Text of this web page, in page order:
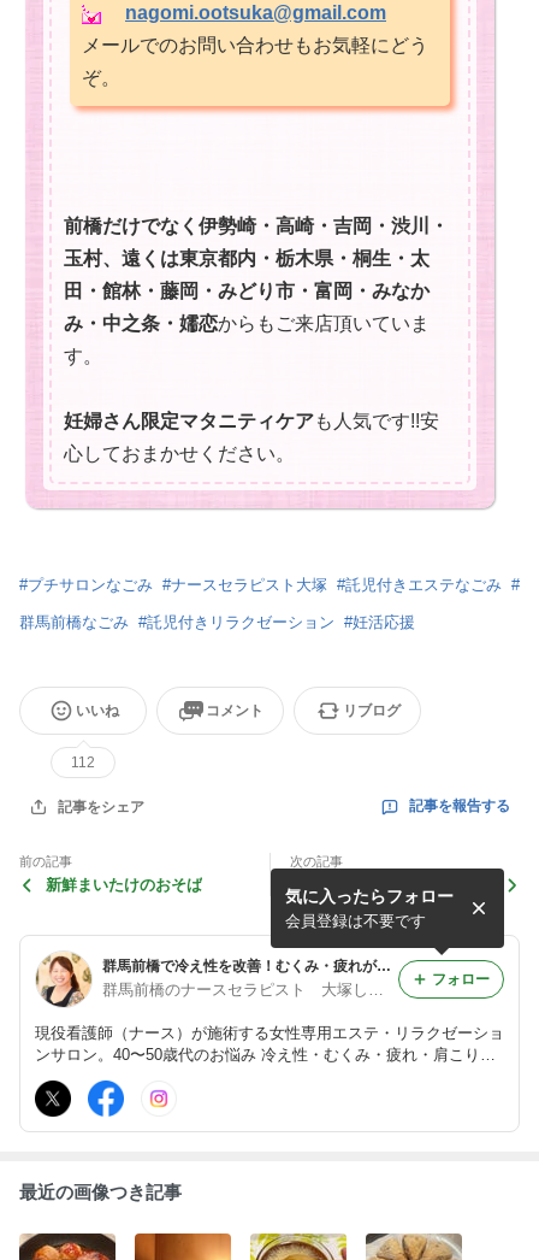
nagomi.ootsuka@gmail.com
メールでのお問い合わせもお気軽にどう
ぞ。
前橋だけでなく伊勢崎・高崎・吉岡・渋川・
玉村、遠くは東京都内・栃木県・桐生・太
田・館林・藤岡・みどり市・富岡・みなか
み・中之条・嬬恋からもご来店頂いていま
す。
妊婦さん限定マタニティケアも人気です!!安
心しておまかせください。
#プチサロンなごみ #ナースセラピスト大塚 #託児付きエステなごみ #
群馬前橋なごみ #託児付きリラクゼーション #妊活応援
いいね
112
コメント リブログ
記事をシェア 記事を報告する
前の記事
新鮮まいたけのおそば
次の記事
群馬前橋で冷え性を改善！むくみ・疲れがすっきりになれる！よもぎ蒸し・リンパケア専門店 プチサロンなごみ
群馬前橋のナースセラピスト 大塚しず子
現役看護師（ナース）が施術する女性専用エステ・リラクゼーショ
ンサロン。40〜50歳代のお悩み 冷え性・むくみ・疲れ・肩こり・
つなどお任せください。 群馬大学病院・敷島公園近く
気に入ったらフォロー
会員登録は不要です
フォロー
最近の画像つき記事